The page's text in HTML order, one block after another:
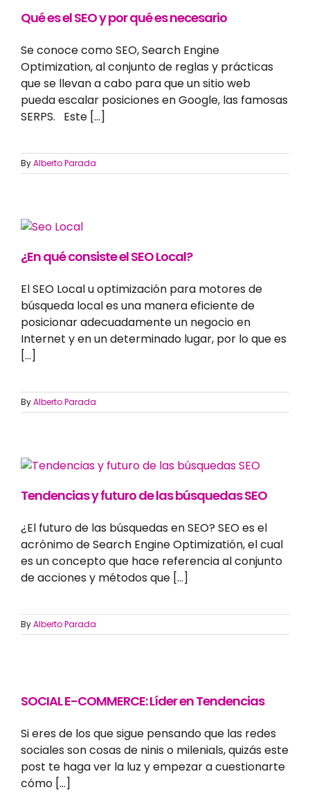
Qué es el SEO y por qué es necesario
Se conoce como SEO, Search Engine
Optimization, al conjunto de reglas y prácticas
que se llevan a cabo para que un sitio web
pueda escalar posiciones en Google, las famosas
SERPS. Este [...]
ByAlberto Parada
¿En qué consiste el SEO Local?
El SEO Local u optimización para motores de
búsqueda local es una manera eficiente de
posicionar adecuadamente un negocio en
Internet y en un determinado lugar, por lo que es
[...]
ByAlberto Parada
Tendencias y futuro de las búsquedas SEO
¿El futuro de las búsquedas en SEO? SEO es el
acrónimo de Search Engine Optimizatión, el cual
es un concepto que hace referencia al conjunto
de acciones y métodos que [...]
ByAlberto Parada
SOCIAL E-COMMERCE: Líder en Tendencias
Si eres de los que sigue pensando que las redes
sociales son cosas de ninis o milenials, quizás este
post te haga ver la luz y empezar a cuestionarte
cómo [...]